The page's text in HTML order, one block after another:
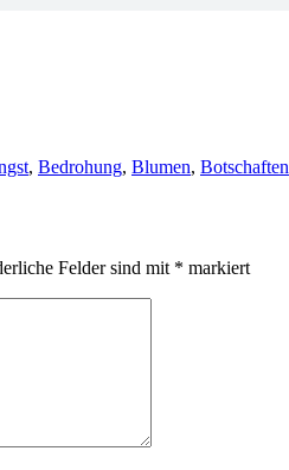
, Bedrohung, Blumen, Botschaften
Felder sind mit * markiert